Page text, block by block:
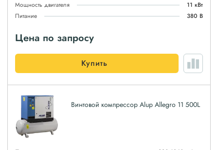
Мощность двигателя
11 кВт
Питание
380 В
Цена по запросу
Купить
Винтовой компрессор Alup Allegro 11 500L